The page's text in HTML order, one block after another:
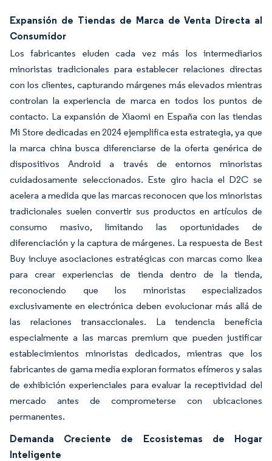
Expansión de Tiendas de Marca de Venta Directa al
Consumidor
Los fabricantes eluden cada vez más los intermediarios
minoristas tradicionales para establecer relaciones directas
con los clientes, capturando márgenes más elevados mientras
controlan la experiencia de marca en todos los puntos de
contacto. La expansión de Xiaomi en España con las tiendas
Mi Store dedicadas en 2024 ejemplifica esta estrategia, ya que
la marca china busca diferenciarse de la oferta genérica de
dispositivos Android a través de entornos minoristas
cuidadosamente seleccionados. Este giro hacia el D2C se
acelera a medida que las marcas reconocen que los minoristas
tradicionales suelen convertir sus productos en artículos de
consumo masivo, limitando las oportunidades de
diferenciación y la captura de márgenes. La respuesta de Best
Buy incluye asociaciones estratégicas con marcas como Ikea
para crear experiencias de tienda dentro de la tienda,
reconociendo que los minoristas especializados
exclusivamente en electrónica deben evolucionar más allá de
las relaciones transaccionales. La tendencia beneficia
especialmente a las marcas premium que pueden justificar
establecimientos minoristas dedicados, mientras que los
fabricantes de gama media exploran formatos efímeros y salas
de exhibición experienciales para evaluar la receptividad del
mercado antes de comprometerse con ubicaciones
permanentes.
Demanda Creciente de Ecosistemas de Hogar
Inteligente